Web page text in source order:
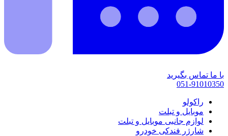
با ما تماس بگیرید
051-91010350
راکولو
موبایل و تبلت
لوازم جانبی موبایل و تبلت
شارژر فندکی خودرو